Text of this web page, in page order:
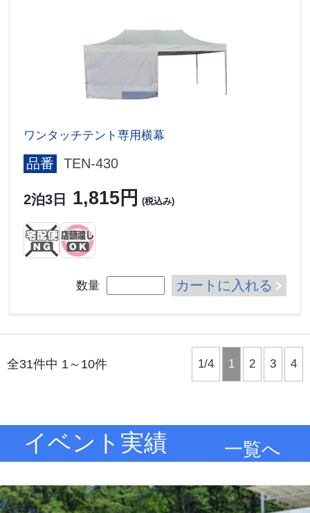
ワンタッチテント専用横幕
品番 TEN-430
2泊3日 1,815円 (税込み)
数量 カートに入れる
全31件中 1～10件 1/4 1 2 3 4
イベント実績 一覧へ